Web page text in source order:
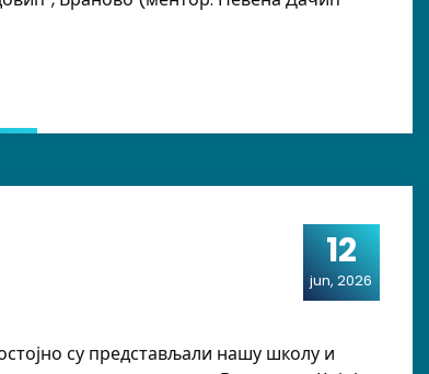
12
jun, 2026
су представљали нашу школу и